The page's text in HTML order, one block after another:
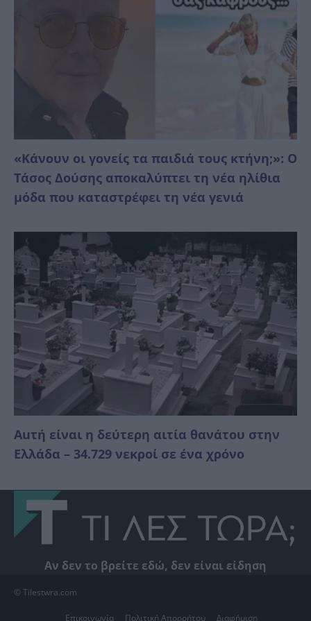
«Κάνουν οι γονείς τα παιδιά τους κτήνη;»: Ο
Τάσος Δούσης αποκαλύπτει τη νέα ηλίθια
μόδα που καταστρέφει τη νέα γενιά
Αuτή είναι η δεύτερη αιτία θανάτου στην
Ελλάδα – 34.729 νεκροί σε ένα χρόνο
Αν δεν το βρείτε εδώ, δεν είναι είδηση
© Tilestwra.com
Επικοινωνία Πολιτική Απορρήτου Διαφήμιση